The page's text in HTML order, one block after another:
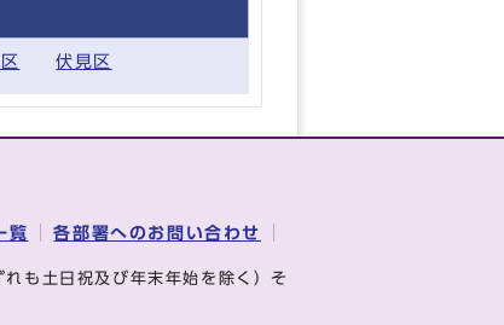
伏見区
覧 各部署へのお問い合わせ
れも土日祝及び年末年始を除く）そ